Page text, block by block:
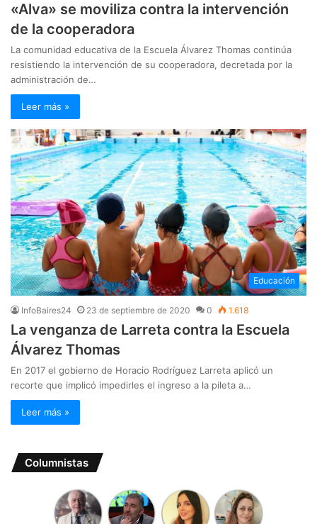
«Alva» se moviliza contra la intervención
de la cooperadora
La comunidad educativa de la Escuela Álvarez Thomas continúa
resistiendo la intervención de su cooperadora, decretada por la
administración de…
Leer más »
Educación
InfoBaires24 23 de septiembre de 2020 0 1.618
La venganza de Larreta contra la Escuela
Álvarez Thomas
En 2017 el gobierno de Horacio Rodríguez Larreta aplicó un
recorte que implicó impedirles el ingreso a la pileta a…
Leer más »
Columnistas